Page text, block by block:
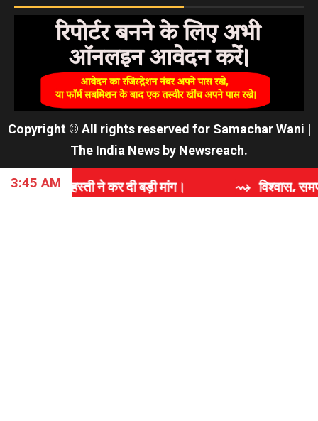
Copyright © All rights reserved for Samachar Wani |
The India News by Newsreach.
3:45 AM
ने कर दी बड़ी मांग। ⇝ विश्वास, समर्पण और गुणवत्ता